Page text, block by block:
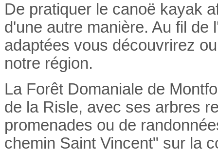
De pratiquer le canoë kayak
d'une autre manière. Au fil de
adaptées vous découvrirez
notre région.
La Forêt Domaniale de
de la Risle, avec ses arbres
promenades ou de
chemin Saint Vincent" sur la